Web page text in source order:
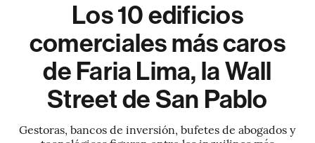
Los 10 edificios
comerciales más caros
de Faria Lima, la Wall
Street de San Pablo
Gestoras, bancos de inversión, bufetes de abogados y